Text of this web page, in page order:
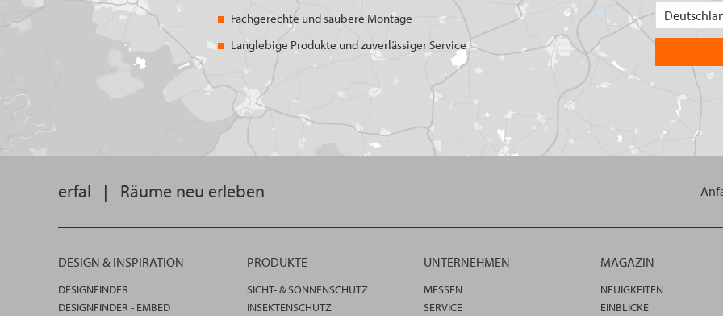
Fachgerechte und saubere Montage
Langlebige Produkte und zuverlässiger Service
erfal | Räume neu erleben
DESIGN & INSPIRATION
DESIGNFINDER
DESIGNFINDER - EMBED
PRODUKTE
SICHT- & SONNENSCHUTZ
INSEKTENSCHUTZ
UNTERNEHMEN
MESSEN
SERVICE
MAGAZIN
NEUIGKEITEN
EINBLICKE